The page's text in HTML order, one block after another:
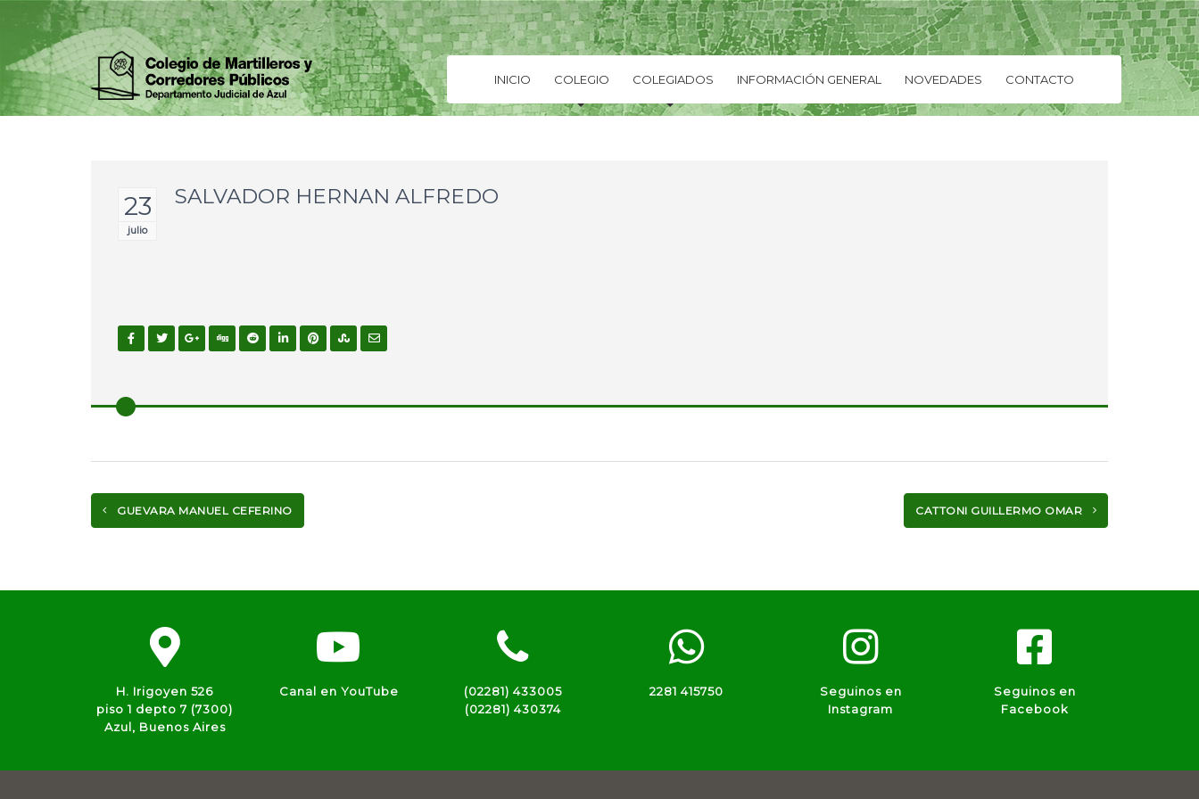
INICIO COLEGIO COLEGIADOS INFORMACIÓN GENERAL NOVEDADES CONTACTO
23
julio
SALVADOR HERNAN ALFREDO
GUEVARA MANUEL CEFERINO CATTONI GUILLERMO OMAR
H. Irigoyen 526
piso 1 depto 7 (7300)
Azul, Buenos Aires
Canal en YouTube
(02281) 433005
(02281) 430374
2281 415750
Seguinos en
Instagram
Seguinos en
Facebook